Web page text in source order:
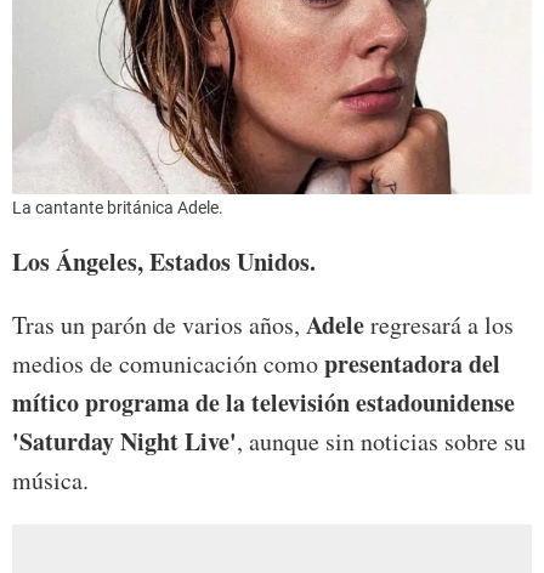
La cantante británica Adele.
Los Ángeles, Estados Unidos.
Tras un parón de varios años, Adeleregresará a los
medios de comunicación comopresentadora del
mítico programa de la televisión estadounidense
'Saturday Night Live', aunque sin noticias sobre su
música.